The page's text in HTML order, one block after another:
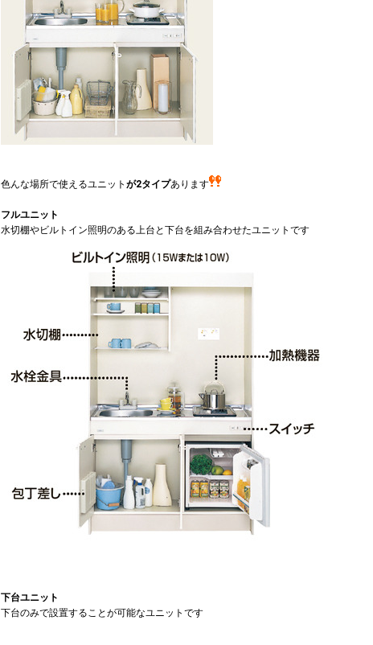
色んな場所で使えるユニット が2タイプあります
フルユニット
水切棚やビルトイン照明のある上台と下台を組み合わせたユニットです
下台ユニット
下台のみで設置することが可能なユニットです